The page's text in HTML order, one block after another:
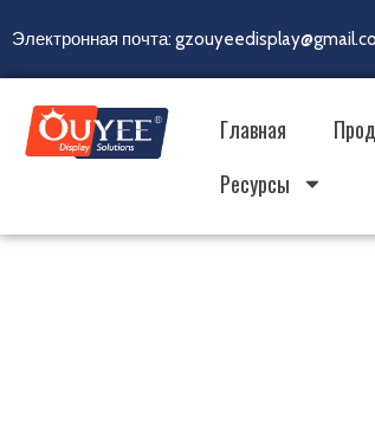
Электронная почта:
Главная
Ресурсы